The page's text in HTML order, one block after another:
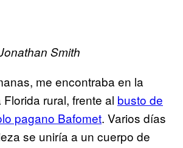
Smith
me encontraba en la
rural, frente al ​busto de
pagano Bafomet. Varios días
se uniría a un cuerpo de